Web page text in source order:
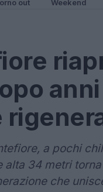
out Weekend
a pochi
alta 34 metri
che